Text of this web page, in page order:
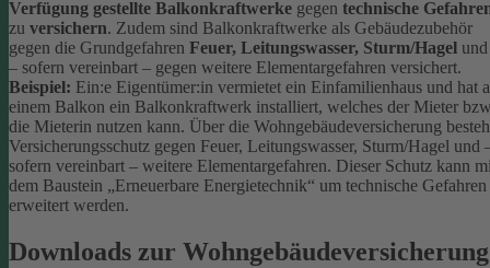
Verfügung gestellte Balkonkraftwerke gegen technische
zu versichern. Zudem sind Balkonkraftwerke als Gebäudezubehör
gegen die Grundgefahren Feuer, Leitungswasser, Sturm/Hagel und
– sofern vereinbart – gegen weitere Elementargefahren versichert.
Beispiel: Ein:e Eigentümer:in vermietet ein Einfamilienhaus und hat
einem Balkon ein Balkonkraftwerk installiert, welches der Mieter
die Mieterin nutzen kann. Über die Wohngebäudeversicherung
Versicherungsschutz gegen Feuer, Leitungswasser, Sturm/Hagel und
sofern vereinbart – weitere Elementargefahren. Dieser Schutz kann
dem Baustein „Erneuerbare Energietechnik“ um technische Gefahren
erweitert werden.
Downloads zur Wohngebäudeversicherung